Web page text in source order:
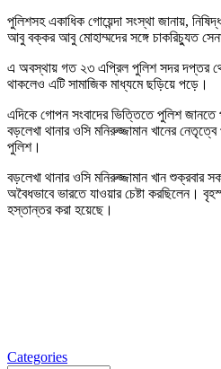
পুলিশসহ একাধিক গোয়েন্দা সংস্থা জানায়,
আবু বক্কর আবু মোহাম্মদের সঙ্গে চাকরিচ্যুত
এ অবস্থায় গত ২৩ এপ্রিল পুলিশ সদর দপ্তর
থাকলেও এটি সামাজিক মাধ্যমে ছড়িয়ে পড়ে।
এদিকে গোপন সংবাদের ভিত্তিতে পুলিশ জানতে
বড়লেখা থানার ওসি মনিরুজ্জামান খানের
পুলিশ।
বড়লেখা থানার ওসি মনিরুজ্জামান খান শুক্রবার
অবৈধভাবে ভারতে যাওয়ার চেষ্টা করছিলেন।
হস্তান্তর করা হয়েছে।
Categories